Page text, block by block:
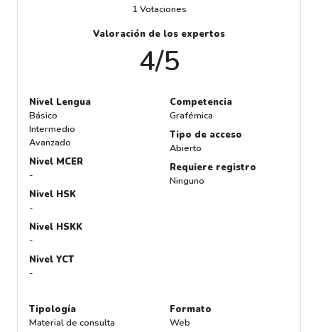
1 Votaciones
Valoración de los expertos
4/5
Nivel Lengua
Básico
Intermedio
Avanzado
Nivel MCER
-
Nivel HSK
-
Nivel HSKK
-
Nivel YCT
-
Competencia
Grafémica
Tipo de acceso
Abierto
Requiere registro
Ninguno
Tipología
Material de consulta
Formato
Web